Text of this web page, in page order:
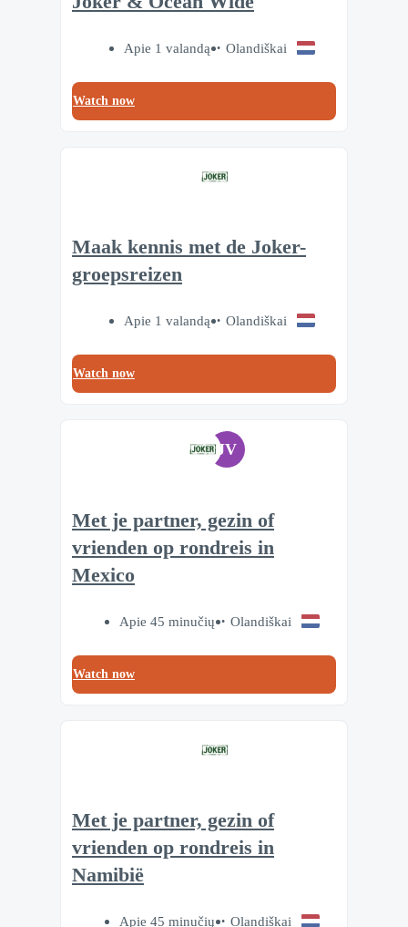
Apie 1 valandą Olandiškai
Watch now
Maak kennis met de Joker-
groepsreizen
Apie 1 valandą Olandiškai
Watch now
JV
Met je partner, gezin of
vrienden op rondreis in
Mexico
Apie 45 minučių Olandiškai
Watch now
Met je partner, gezin of
vrienden op rondreis in
Namibië
Apie 45 minučių Olandiškai